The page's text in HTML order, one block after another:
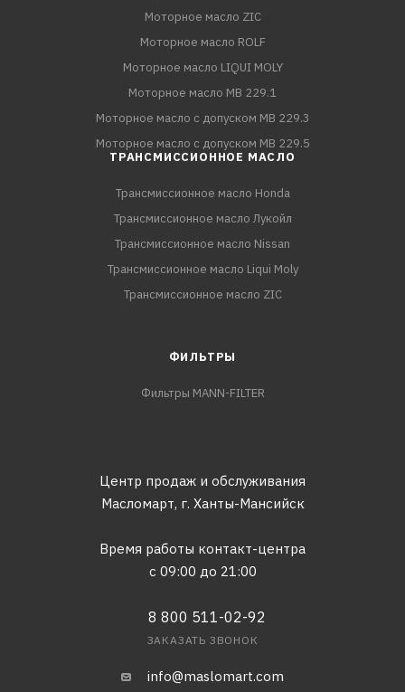
Моторное масло ZIC
Моторное масло ROLF
Моторное масло LIQUI MOLY
Моторное масло MB 229.1
Моторное масло с допуском MB 229.3
Моторное масло с допуском MB 229.5
ТРАНСМИССИОННОЕ МАСЛО
Трансмиссионное масло Honda
Трансмиссионное масло Лукойл
Трансмиссионное масло Nissan
Трансмиссионное масло Liqui Moly
Трансмиссионное масло ZIC
ФИЛЬТРЫ
Фильтры MANN-FILTER
Центр продаж и обслуживания
Масломарт, г. Ханты-Мансийск
Время работы контакт-центра
с 09:00 до 21:00
8 800 511-02-92
ЗАКАЗАТЬ ЗВОНОК
info@maslomart.com